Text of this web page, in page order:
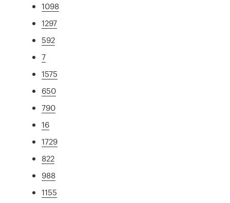
1098
1297
592
7
1575
650
790
16
1729
822
988
1155